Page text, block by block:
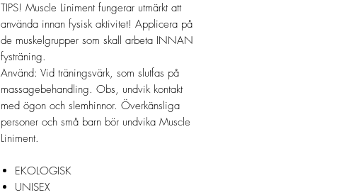
TIPS! Muscle Liniment fungerar utmärkt att
använda innan fysisk aktivitet! Applicera på
de muskelgrupper som skall arbeta INNAN
fysträning.
Använd: Vid träningsvärk, som slutfas på
massagebehandling. Obs, undvik kontakt
med ögon och slemhinnor. Överkänsliga
personer och små barn bör undvika Muscle
Liniment.
EKOLOGISK
UNISEX